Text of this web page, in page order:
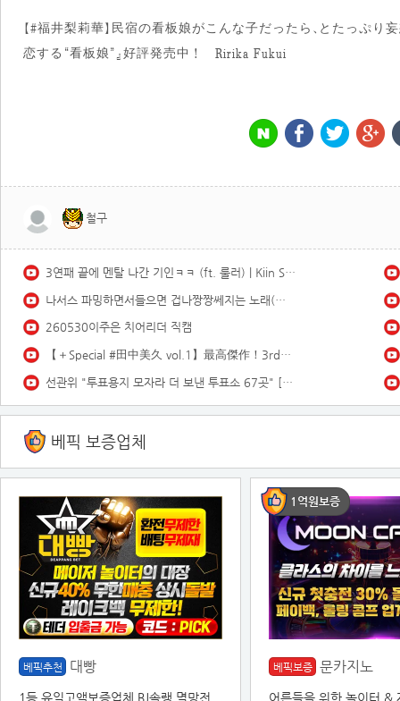
【#福井梨莉華】民宿の看板娘がこんな子だったら、とたっぷ
恋する“看板娘”』好評発売中！ Ririka Fukui
철구
3연패 끝에 멘탈 나간 기인ㅋㅋ (ft. 룰러) | Kiin Stream Highlights
나서스 파밍하면서들으면 겁나짱짱쎄지는 노래(스택1000)듣기좋은 브금
260530이주은 치어리더 직캠
【＋Special #田中美久 vol.1】最高傑作！3rd写真集の“オールアザーカット”＆ムービーを「プラス！」会員だけにお届け♡＜2026年3月後期＞
선관위 "투표용지 모자라 더 보낸 투표소 67곳" [MBN 뉴스7]
베픽 보증업체
베픽추천 대빵
1등 유일고액보증업체 BJ솔랭 멸망전
1억원보증
베픽보증 문카지노
어른들을 위한 놀이터 &